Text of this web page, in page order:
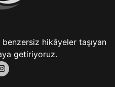
hikâyeler taşıyan
getiriyoruz.